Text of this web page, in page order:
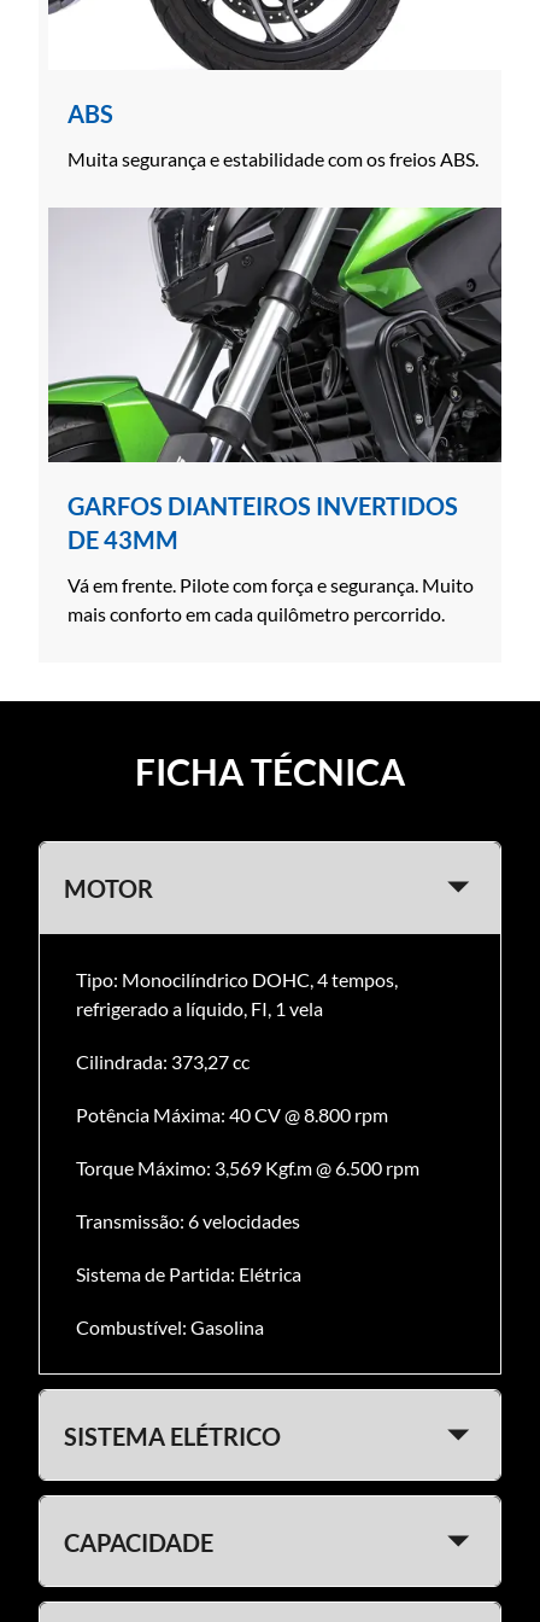
ABS
Muita segurança e estabilidade com os freios ABS.
GARFOS DIANTEIROS INVERTIDOS
DE 43MM
Vá em frente. Pilote com força e segurança. Muito
mais conforto em cada quilômetro percorrido.
FICHA TÉCNICA
MOTOR
Tipo: Monocilíndrico DOHC, 4 tempos,
refrigerado a líquido, FI, 1 vela
Cilindrada: 373,27 cc
Potência Máxima: 40 CV @ 8.800 rpm
Torque Máximo: 3,569 Kgf.m @ 6.500 rpm
Transmissão: 6 velocidades
Sistema de Partida: Elétrica
Combustível: Gasolina
SISTEMA ELÉTRICO
Bateria: 12V 8 Ah VRLA
CAPACIDADE